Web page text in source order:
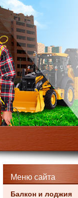
Меню сайта
Балкон и лоджия